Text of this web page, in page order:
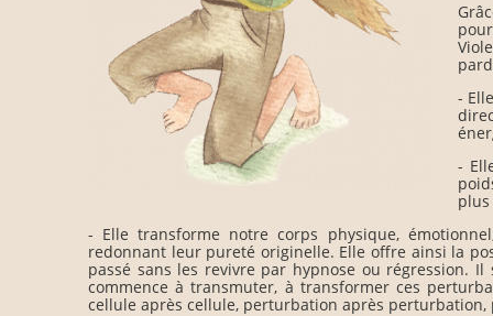
-
-
- Elle transforme notre corps physique,
redonnant leur pureté originelle. Elle offre ainsi la
passé sans les revivre par hypnose ou régression.
commence à transmuter, à transformer ces
cellule après cellule, perturbation après